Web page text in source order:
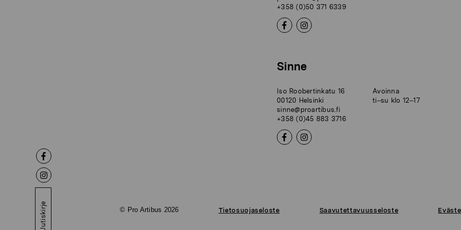
Uutiskirje
+358 (0)50 371 6339
Sinne
Iso Roobertinkatu 16
00120 Helsinki
sinne@proartibus.fi
+358 (0)45 883 3716
Avoinna
ti–su klo 12–17
© Pro Artibus 2026 Tietosuojaseloste Saavutettavuusseloste